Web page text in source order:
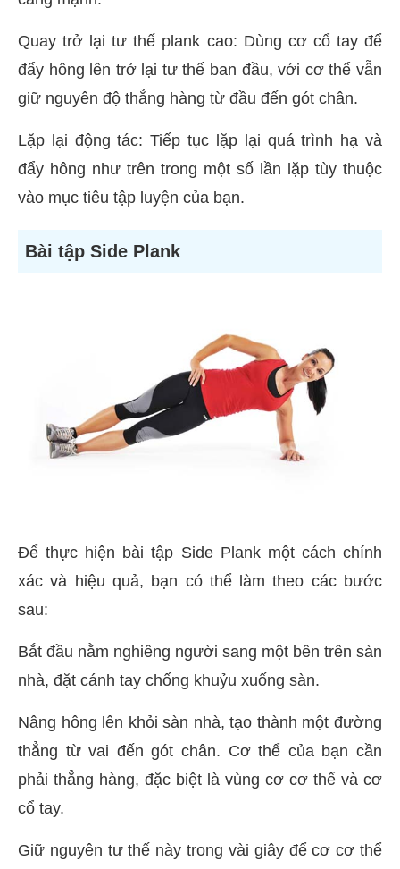
Quay trở lại tư thế plank cao: Dùng cơ cổ tay để
đẩy hông lên trở lại tư thế ban đầu, với cơ thể vẫn
giữ nguyên độ thẳng hàng từ đầu đến gót chân.
Lặp lại động tác: Tiếp tục lặp lại quá trình hạ và
đẩy hông như trên trong một số lần lặp tùy thuộc
vào mục tiêu tập luyện của bạn.
Bài tập Side Plank
Để thực hiện bài tập Side Plank một cách chính
xác và hiệu quả, bạn có thể làm theo các bước
sau:
Bắt đầu nằm nghiêng người sang một bên trên sàn
nhà, đặt cánh tay chống khuỷu xuống sàn.
Nâng hông lên khỏi sàn nhà, tạo thành một đường
thẳng từ vai đến gót chân. Cơ thể của bạn cần
phải thẳng hàng, đặc biệt là vùng cơ cơ thể và cơ
cổ tay.
Giữ nguyên tư thế này trong vài giây để cơ cơ thể